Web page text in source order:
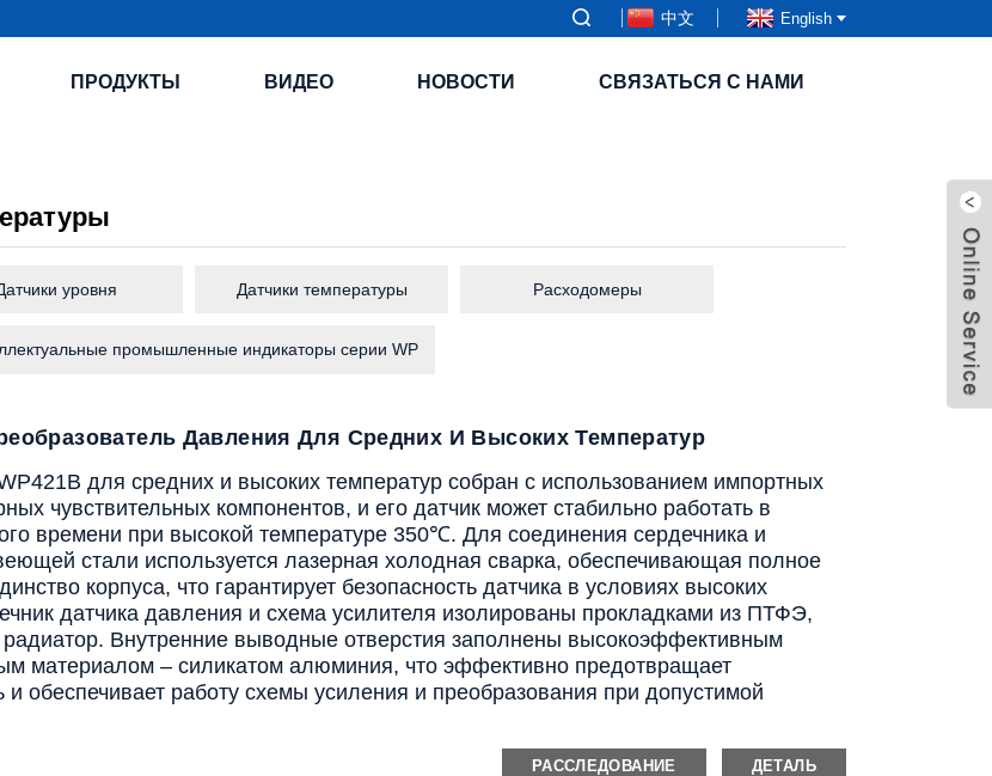
中文 English
ПРОДУКТЫ ВИДЕО НОВОСТИ СВЯЗАТЬСЯ С НАМИ
уровня Датчики температуры Расходомеры
промышленные индикаторы серии WP
Давления Для Средних И Высоких Температур
для средних и высоких температур собран с использованием импортных
чувствительных компонентов, и его датчик может стабильно работать в
времени при высокой температуре 350℃. Для соединения сердечника и
стали используется лазерная холодная сварка, обеспечивающая полное
корпуса, что гарантирует безопасность датчика в условиях высоких
датчика давления и схема усилителя изолированы прокладками из ПТФЭ,
радиатор. Внутренние выводные отверстия заполнены высокоэффективным
материалом – силикатом алюминия, что эффективно предотвращает
и обеспечивает работу схемы усиления и преобразования при допустимой
РАССЛЕДОВАНИЕ ДЕТАЛЬ